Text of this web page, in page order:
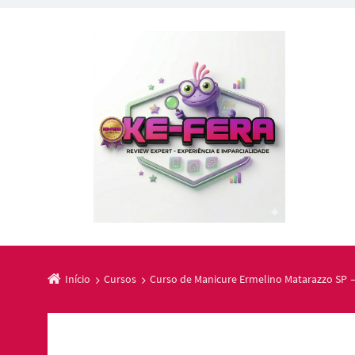
Início Cursos Curso de Manicure Ermelino Matarazzo